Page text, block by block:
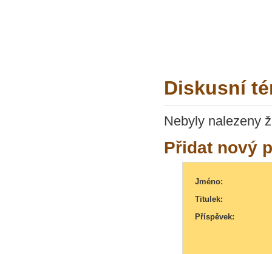
Diskusní
Nebyly nalezeny
Přidat nový
Jméno:
Titulek:
Příspěvek: